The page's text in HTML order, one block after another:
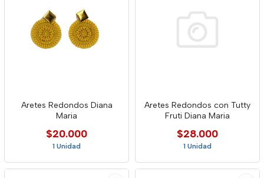
Aretes Redondos Diana
Maria
$20.000
1 Unidad
Aretes Redondos con Tutty
Fruti Diana Maria
$28.000
1 Unidad